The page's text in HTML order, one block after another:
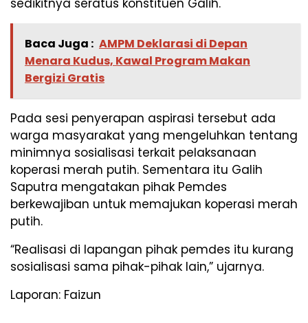
sedikitnya seratus konstituen Galih.
Baca Juga : AMPM Deklarasi di Depan
Menara Kudus, Kawal Program Makan
Bergizi Gratis
Pada sesi penyerapan aspirasi tersebut ada
warga masyarakat yang mengeluhkan tentang
minimnya sosialisasi terkait pelaksanaan
koperasi merah putih. Sementara itu Galih
Saputra mengatakan pihak Pemdes
berkewajiban untuk memajukan koperasi merah
putih.
“Realisasi di lapangan pihak pemdes itu kurang
sosialisasi sama pihak-pihak lain,” ujarnya.
Laporan: Faizun